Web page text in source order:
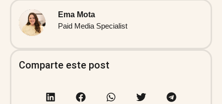
Ema Mota
Paid Media Specialist
Comparte este post